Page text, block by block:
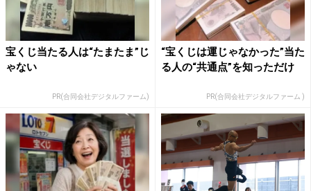
宝くじ当たる人は“たまたま”じ
ゃない
PR(合同会社デジタルファーム)
“宝くじは運じゃなかった”当た
る人の“共通点”を知っただけ
PR(合同会社デジタルファーム )